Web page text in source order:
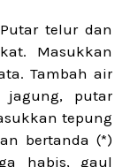
Putar telur dan
Masukkan
Tambah air
putar
tepung
bertanda (*)
habis, gaul